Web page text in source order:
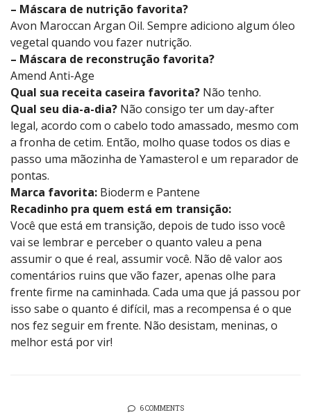
– Máscara de nutrição favorita?
Avon Maroccan Argan Oil. Sempre adiciono algum óleo
vegetal quando vou fazer nutrição.
– Máscara de reconstrução favorita?
Amend Anti-Age
Qual sua receita caseira favorita? Não tenho.
Qual seu dia-a-dia? Não consigo ter um day-after
legal, acordo com o cabelo todo amassado, mesmo com
a fronha de cetim. Então, molho quase todos os dias e
passo uma mãozinha de Yamasterol e um reparador de
pontas.
Marca favorita: Bioderm e Pantene
Recadinho pra quem está em transição:
Você que está em transição, depois de tudo isso você
vai se lembrar e perceber o quanto valeu a pena
assumir o que é real, assumir você. Não dê valor aos
comentários ruins que vão fazer, apenas olhe para
frente firme na caminhada. Cada uma que já passou por
isso sabe o quanto é difícil, mas a recompensa é o que
nos fez seguir em frente. Não desistam, meninas, o
melhor está por vir!
6 COMMENTS